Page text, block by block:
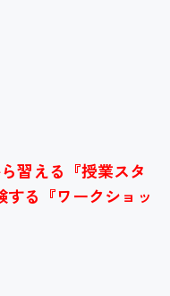
習える『授業スタ
る『ワークショッ